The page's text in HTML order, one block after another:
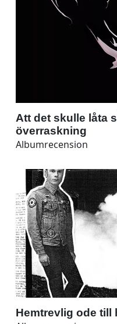
Att det skulle låta
överraskning
Albumrecension
Hemtrevlig ode till